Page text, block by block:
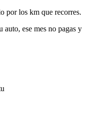
por los km que recorres.
auto, ese mes no pagas y